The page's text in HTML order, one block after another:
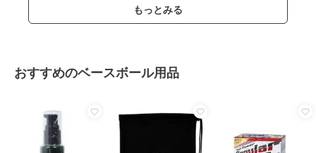
もっとみる
おすすめのベースボール用品